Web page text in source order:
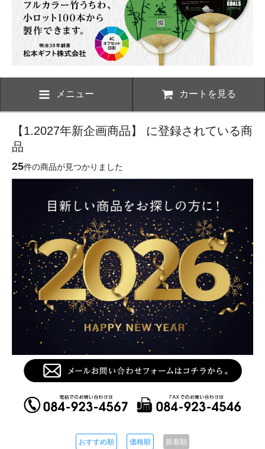
メニュー カートを見る
【1.2027年新企画商品】 に登録されている商
品
25件の商品が見つかりました
おすすめ順 価格順 新着順